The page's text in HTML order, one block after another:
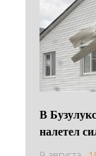
В
налетел